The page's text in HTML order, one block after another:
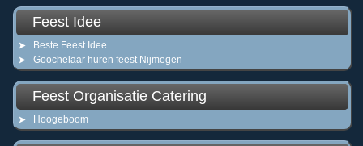
Feest Idee
Beste Feest Idee
Goochelaar huren feest Nijmegen
Feest Organisatie Catering
Hoogeboom